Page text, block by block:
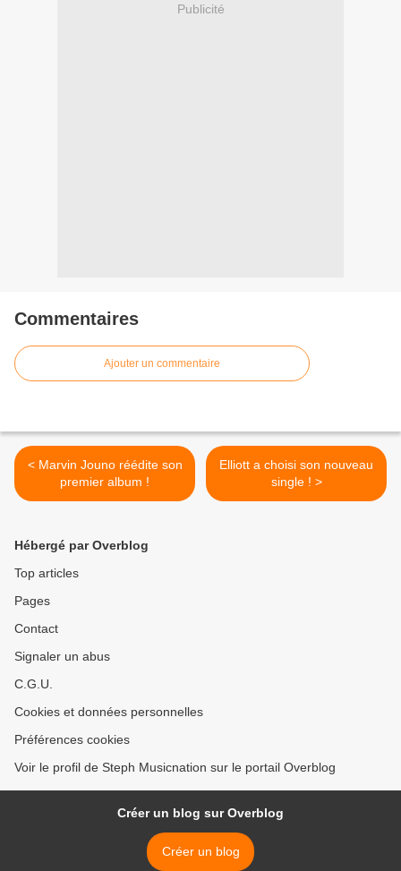
Publicité
Commentaires
Ajouter un commentaire
< Marvin Jouno réédite son
premier album !
Elliott a choisi son nouveau
single ! >
Hébergé par Overblog
Top articles
Pages
Contact
Signaler un abus
C.G.U.
Cookies et données personnelles
Préférences cookies
Voir le profil de Steph Musicnation sur le portail Overblog
Créer un blog sur Overblog
Créer un blog